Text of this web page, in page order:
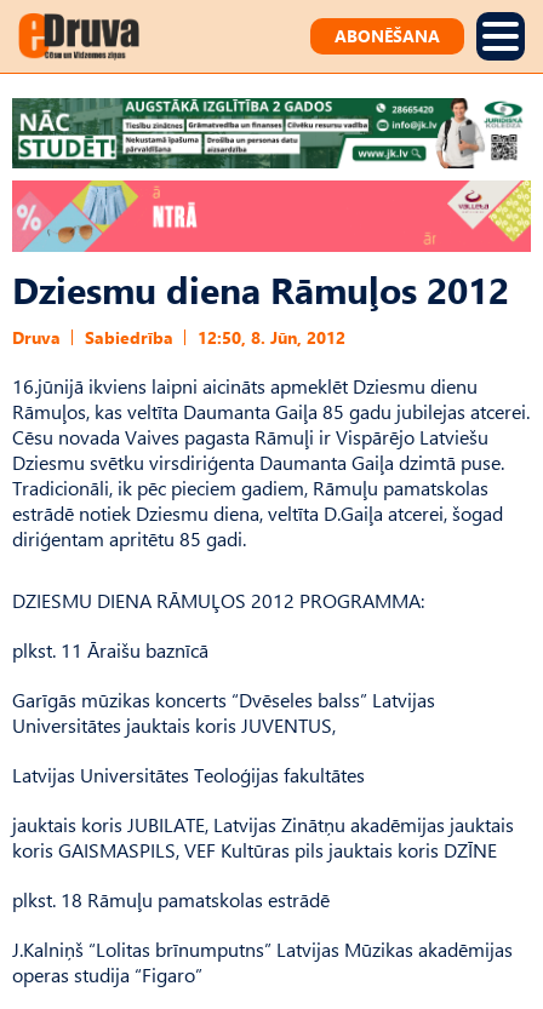
ABONĒŠANA
Dziesmu diena Rāmuļos 2012
Druva Sabiedrība 12:50, 8. Jūn, 2012
16.jūnijā ikviens laipni aicināts apmeklēt Dziesmu dienu
Rāmuļos, kas veltīta Daumanta Gaiļa 85 gadu jubilejas atcerei.
Cēsu novada Vaives pagasta Rāmuļi ir Vispārējo Latviešu
Dziesmu svētku virsdiriģenta Daumanta Gaiļa dzimtā puse.
Tradicionāli, ik pēc pieciem gadiem, Rāmuļu pamatskolas
estrādē notiek Dziesmu diena, veltīta D.Gaiļa atcerei, šogad
diriģentam apritētu 85 gadi.
DZIESMU DIENA RĀMUĻOS 2012 PROGRAMMA:
plkst. 11 Āraišu baznīcā
Garīgās mūzikas koncerts “Dvēseles balss” Latvijas
Universitātes jauktais koris JUVENTUS,
Latvijas Universitātes Teoloģijas fakultātes
jauktais koris JUBILATE, Latvijas Zinātņu akadēmijas jauktais
koris GAISMASPILS, VEF Kultūras pils jauktais koris DZĪNE
plkst. 18 Rāmuļu pamatskolas estrādē
J.Kalniņš “Lolitas brīnumputns” Latvijas Mūzikas akadēmijas
operas studija “Figaro”